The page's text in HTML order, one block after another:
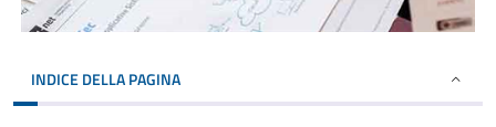
INDICE DELLA PAGINA